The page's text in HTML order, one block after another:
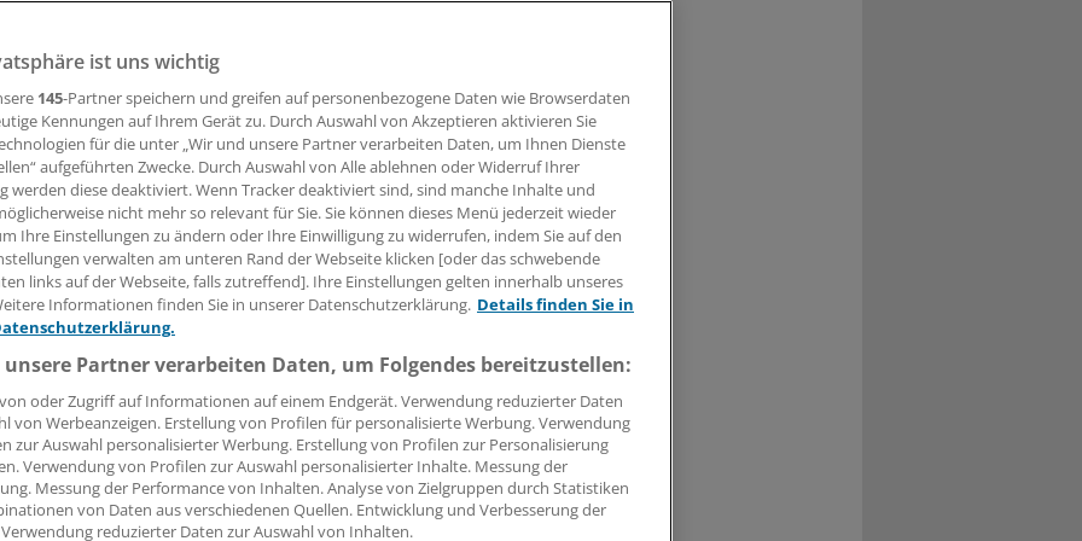
12:49 Uhr
als in der gesetzlichen Unfallversicherung können Berufskrankheiten
rückwirkend anerkannt werden.
schon im Zeitpunkt der Erkrankung in die Liste der
aufgenommen worden sein, wie jetzt das Bundesverwaltungsgericht
ist uns wichtig
145-Partner speichern und greifen auf personenbezogene Daten wie Browserdaten
Kennungen auf Ihrem Gerät zu. Durch Auswahl von Akzeptieren aktivieren Sie
für die unter „Wir und unsere Partner verarbeiten Daten, um Ihnen Dienste
aufgeführten Zwecke. Durch Auswahl von Alle ablehnen oder Widerruf Ihrer
werden diese deaktiviert. Wenn Tracker deaktiviert sind, sind manche Inhalte und
nicht mehr so relevant für Sie. Sie können dieses Menü jederzeit wieder
Ihre Einstellungen zu ändern oder Ihre Einwilligung zu widerrufen, indem Sie auf den
verwalten am unteren Rand der Webseite klicken [oder das schwebende
links auf der Webseite, falls zutreffend]. Ihre Einstellungen gelten innerhalb unseres
Informationen finden Sie in unserer Datenschutzerklärung. Details finden Sie in
Partner verarbeiten Daten, um Folgendes bereitzustellen:
oder Zugriff auf Informationen auf einem Endgerät. Verwendung reduzierter Daten
von Werbeanzeigen. Erstellung von Profilen für personalisierte Werbung. Verwendung
zur Auswahl personalisierter Werbung. Erstellung von Profilen zur Personalisierung
Verwendung von Profilen zur Auswahl personalisierter Inhalte. Messung der
Messung der Performance von Inhalten. Analyse von Zielgruppen durch Statistiken
von Daten aus verschiedenen Quellen. Entwicklung und Verbesserung der
reduzierter Daten zur Auswahl von Inhalten.